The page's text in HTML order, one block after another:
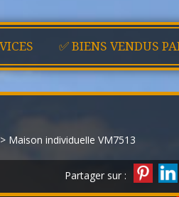
✅ BIENS VENDUS
> Maison individuelle VM7513
Partager sur :